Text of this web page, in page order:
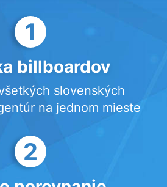
1
billboardov
slovenských
na jednom mieste
2